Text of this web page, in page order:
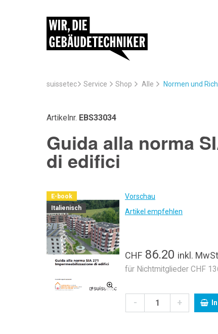
suissetec Service Shop Alle Normen und
Artikelnr. EBS33034
Guida alla norma
di edifici
E-book
Italienisch
Vorschau
Artikel empfehlen
CHF 86.20 inkl.
für Nichtmitglieder CHF
- +